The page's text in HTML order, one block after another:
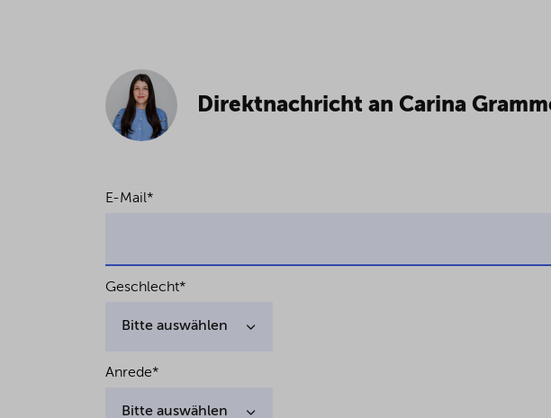
Direktnachricht an Carina
E-Mail*
Geschlecht*
Anrede*